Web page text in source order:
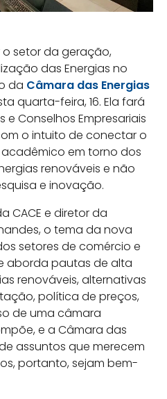
setor da geração,
das Energias no
da Câmara das Energias
quarta-feira, 16. Ela fará
e Conselhos Empresariais
o intuito de conectar o
em torno dos
renováveis e não
e inovação.
CACE e diretor da
o tema da nova
setores de comércio e
aborda pautas de alta
renováveis, alternativas
política de preços,
de uma câmara
e a Câmara das
assuntos que merecem
portanto, sejam bem-